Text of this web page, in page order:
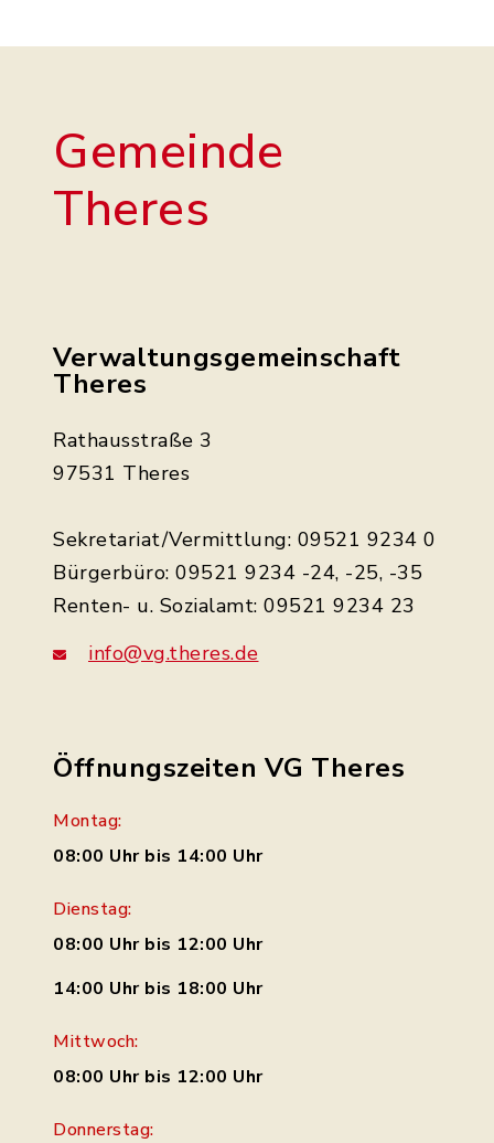
Gemeinde
Theres
Verwaltungsgemeinschaft
Theres
Rathausstraße 3
97531 Theres
Sekretariat/Vermittlung: 09521 9234 0
Bürgerbüro: 09521 9234 -24, -25, -35
Renten- u. Sozialamt: 09521 9234 23
info@vg.theres.de
Öffnungszeiten VG Theres
Montag:
08:00 Uhr bis 14:00 Uhr
Dienstag:
08:00 Uhr bis 12:00 Uhr
14:00 Uhr bis 18:00 Uhr
Mittwoch:
08:00 Uhr bis 12:00 Uhr
Donnerstag: